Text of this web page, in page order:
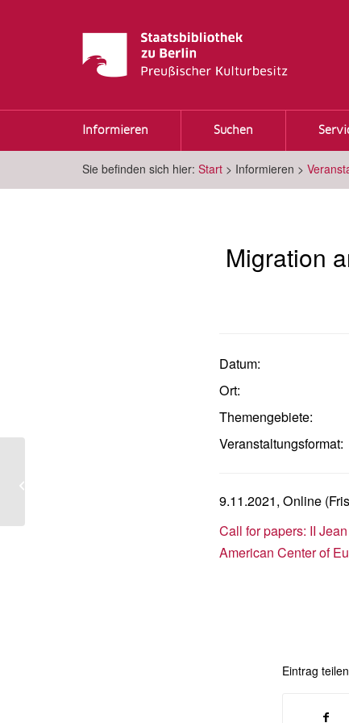
Informieren Suchen
Sie befinden sich hier: Start > Informieren >
Migration
Datum:
Ort:
Themengebiete:
Veranstaltungsformat:
9.11.2021, Online
Call for papers: II
American Center of
Eintrag teilen